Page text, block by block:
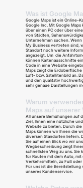
Was ist Google
Google Maps ist ein Online-
Google Inc. Mit Google
über einen PC oder über
von Städten,
Unternehmen suchen.
My Business vertreten sind,
Standort noch weitere
angezeigt. Um die
können Kartenausschnitte
Code in eine Website
Maps zeigt die Erdoberfläche
Luft- bzw. Satellitenbild an.
und den qualitativ
sehr genaue Darstellungen
Warum
Maps auf unserer
All unsere Bemühungen auf
Ziel, Ihnen eine nützliche
Website zu bieten. Durch
Maps können wir Ihnen die
diversen Standorten liefern.
Sie auf einen Blick wo wir
Wegbeschreibung zeigt
schnellsten Weg zu uns. Sie
für Routen mit dem Auto,
Verkehrsmitteln, zu Fuß oder
Für uns ist die Bereitstellung
unseres Kundenservice.